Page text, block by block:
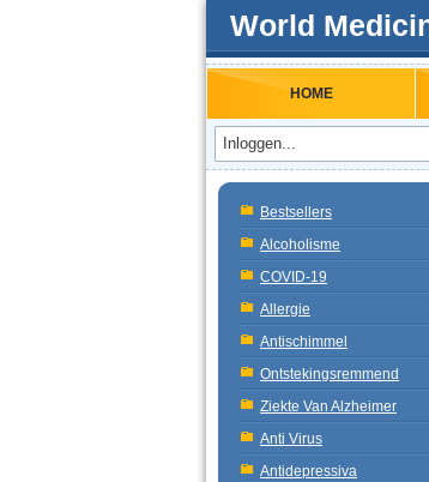
World
HOME
Bestsellers
Alcoholisme
COVID-19
Allergie
Antischimmel
Ontstekingsremmend
Ziekte Van Alzheimer
Anti Virus
Antidepressiva